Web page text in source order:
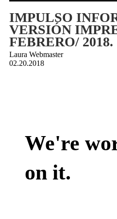
IMPULSO
VERSIÓN
FEBRERO/ 2018.
Laura Webmaster
02.20.2018